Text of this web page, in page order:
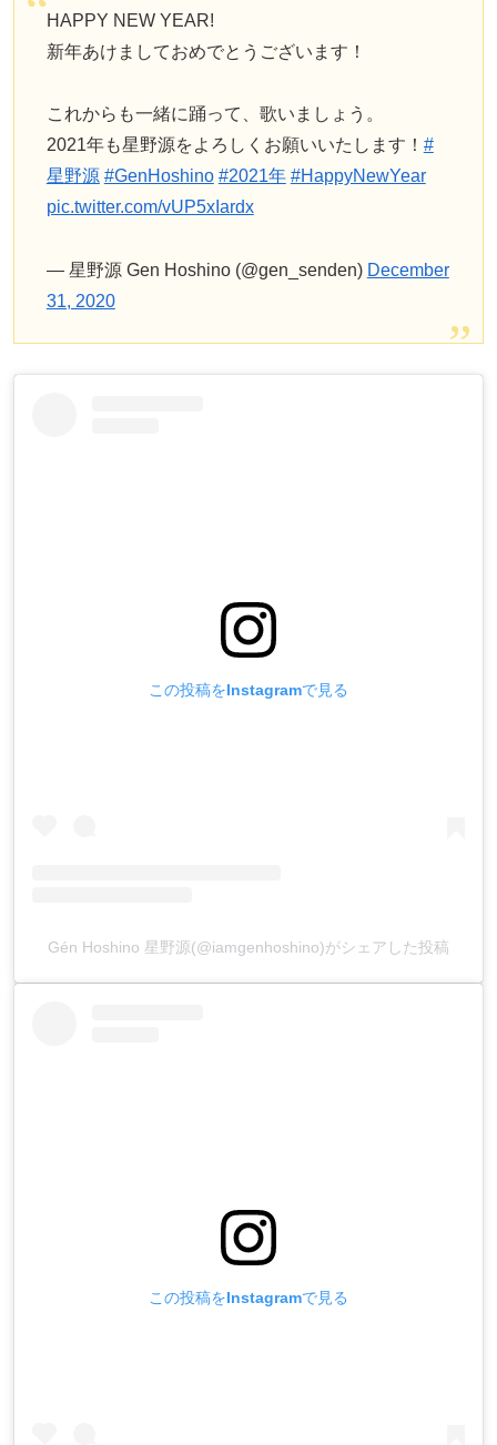
HAPPY NEW YEAR!
新年あけましておめでとうございます！
これからも一緒に踊って、歌いましょう。
2021年も星野源をよろしくお願いいたします！ #
星野源 #GenHoshino #2021年 #HappyNewYear
pic.twitter.com/vUP5xIardx
— 星野源 Gen Hoshino (@gen_senden) December
31, 2020
この投稿をInstagramで見る
Gén Hoshino 星野源(@iamgenhoshino)がシェアした投稿
この投稿をInstagramで見る